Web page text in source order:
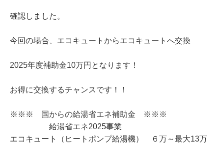
確認しました。
今回の場合、エコキュートからエコキュートへ交換
2025年度補助金10万円となります！
お得に交換するチャンスです！！
※※※ 国からの給湯省エネ補助金 ※※※
給湯省エネ2025事業
エコキュート（ヒートポンプ給湯機） ６万～最大13万